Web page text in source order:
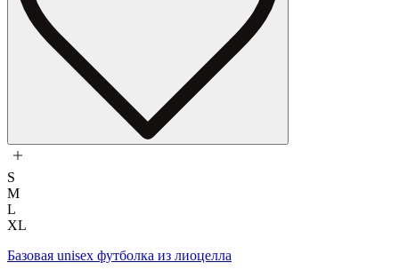
S
M
L
XL
Базовая unisex футболка из лиоцелла